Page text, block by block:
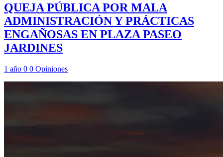
QUEJA PÚBLICA POR MALA
ADMINISTRACIÓN Y PRÁCTICAS
ENGAÑOSAS EN PLAZA PASEO
JARDINES
1 año 0 0 Opiniones